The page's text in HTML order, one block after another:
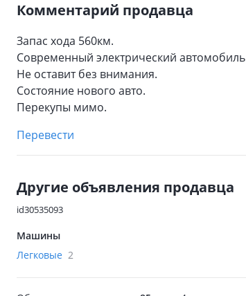
Комментарий продавца
Запас хода 560км.
Современный электрический автомобиль
Не оставит без внимания.
Состояние нового авто.
Перекупы мимо.
Перевести
Другие объявления продавца
id30535093
Машины
Легковые 2